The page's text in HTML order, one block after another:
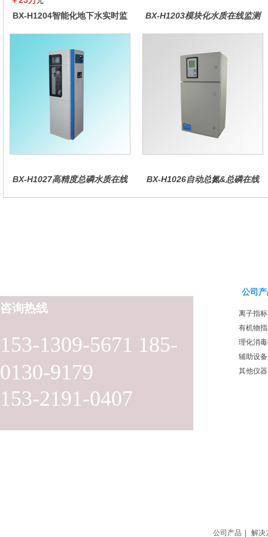
BX-H1204智能化地下水实时监
BX-H1203模块化水质在线监测
BX-H1027高精度总磷水质在线
BX-H1026自动总氮&总磷在线
153-1309-5671 185-
0130-9179
153-2191-0407
咨询热线
公司
离子指标
有机物
理化消
辅助设备
其他仪器
公司产品 解决